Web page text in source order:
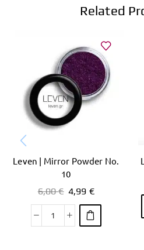
Related
Leven | Mirror Powder No.
10
6,00€ 4,99 €